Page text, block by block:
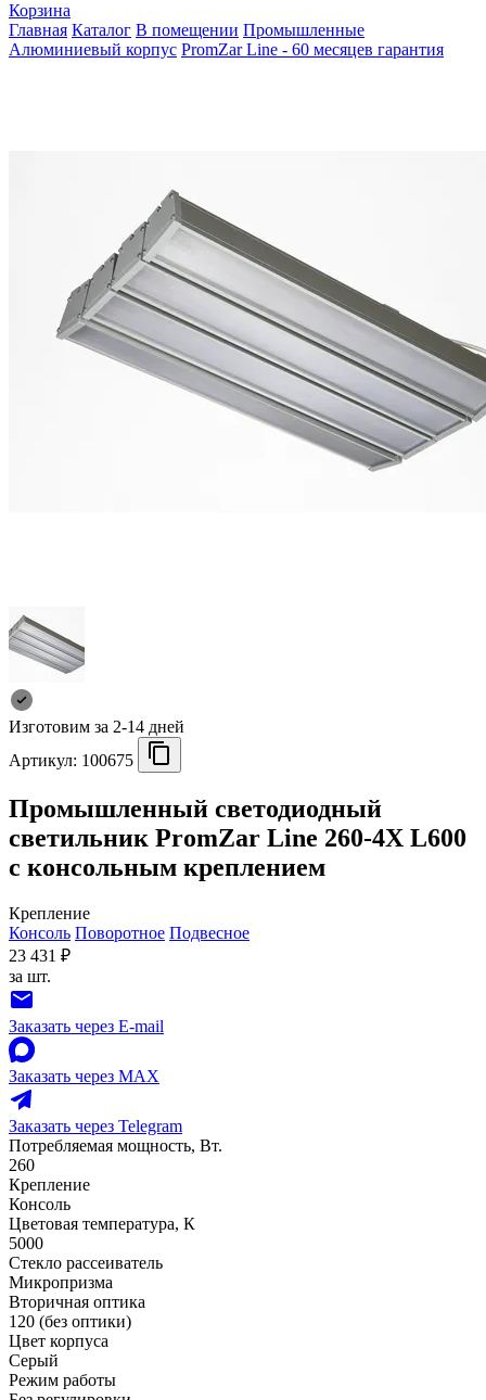
Корзина
Главная Каталог В помещении Промышленные
Алюминиевый корпус PromZar Line - 60 месяцев гарантия
Изготовим за 2-14 дней
Артикул: 100675
Промышленный светодиодный
светильник PromZar Line 260-4Х L600
с консольным креплением
Крепление
Консоль Поворотное Подвесное
23 431 ₽
за шт.
Заказать через E-mail
Заказать через MAX
Заказать через Telegram
Потребляемая мощность, Вт.
260
Крепление
Консоль
Цветовая температура, К
5000
Стекло рассеиватель
Микропризма
Вторичная оптика
120 (без оптики)
Цвет корпуса
Серый
Режим работы